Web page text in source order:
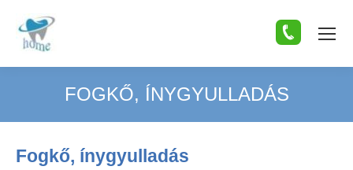
FOGKŐ, ÍNYGYULLADÁS
Fogkő, ínygyulladás